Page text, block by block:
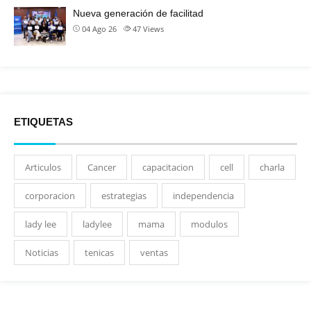
Nueva generación de facilitad
04 Ago 26 47 Views
ETIQUETAS
Articulos Cancer capacitacion cell charla
corporacion estrategias independencia
lady lee ladylee mama modulos
Noticias tenicas ventas